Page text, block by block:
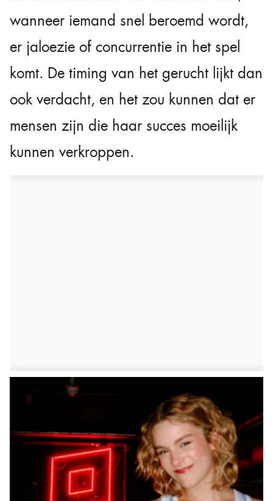
wanneer iemand snel beroemd wordt,
er jaloezie of concurrentie in het spel
komt. De timing van het gerucht lijkt dan
ook verdacht, en het zou kunnen dat er
mensen zijn die haar succes moeilijk
kunnen verkroppen.